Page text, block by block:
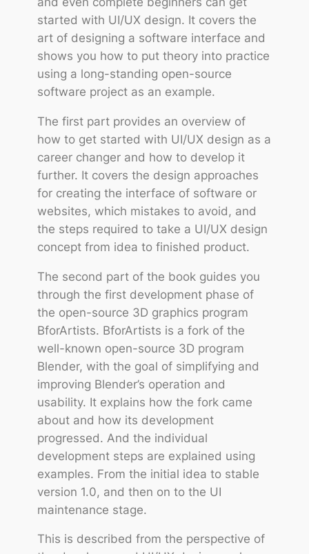
started with UI/UX design. It covers the
art of designing a software interface and
shows you how to put theory into practice
using a long-standing open-source
software project as an example.
The first part provides an overview of
how to get started with UI/UX design as a
career changer and how to develop it
further. It covers the design approaches
for creating the interface of software or
websites, which mistakes to avoid, and
the steps required to take a UI/UX design
concept from idea to finished product.
The second part of the book guides you
through the first development phase of
the open-source 3D graphics program
BforArtists. BforArtists is a fork of the
well-known open-source 3D program
Blender, with the goal of simplifying and
improving Blender’s operation and
usability. It explains how the fork came
about and how its development
progressed. And the individual
development steps are explained using
examples. From the initial idea to stable
version 1.0, and then on to the UI
maintenance stage.
This is described from the perspective of